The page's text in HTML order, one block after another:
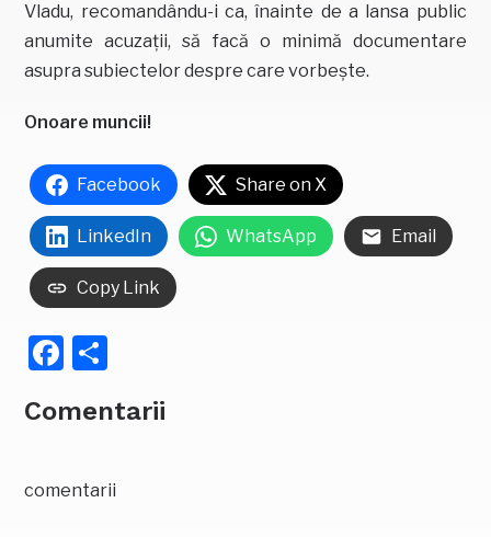
Vladu, recomandându-i ca, înainte de a lansa public
anumite acuzații, să facă o minimă documentare
asupra subiectelor despre care vorbește.
Onoare muncii!
Facebook Share on X
LinkedIn WhatsApp Email
Copy Link
Facebook
Comentarii
comentarii